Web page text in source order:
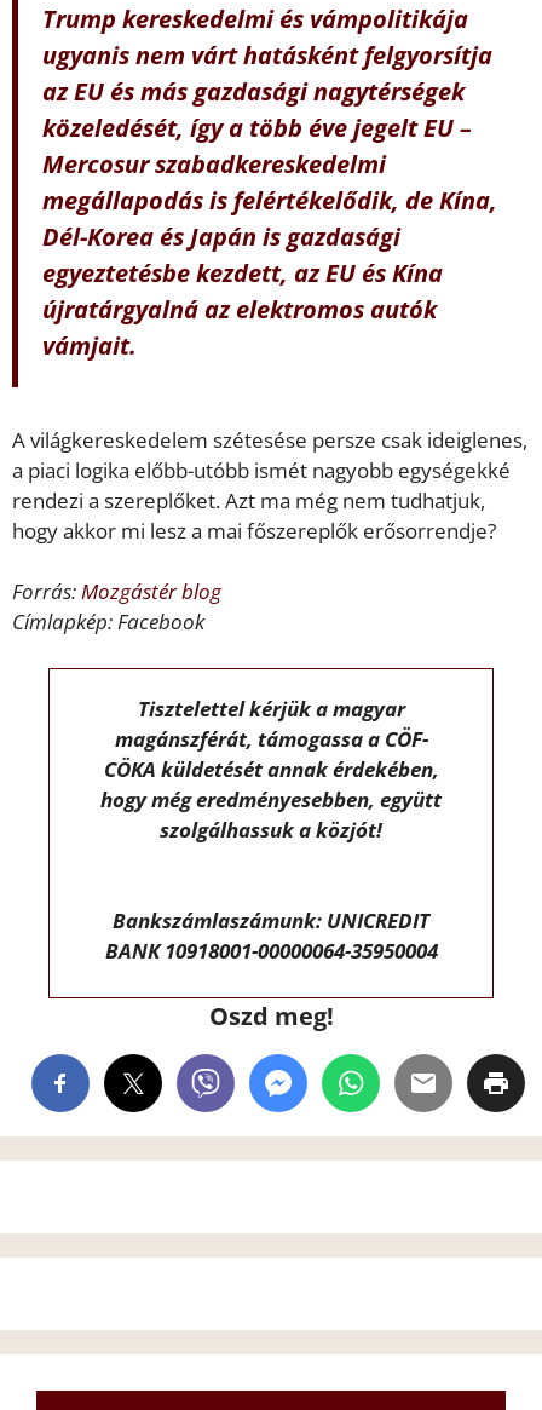
Trump kereskedelmi és vámpolitikája
ugyanis nem várt hatásként felgyorsítja
az EU és más gazdasági nagytérségek
közeledését, így a több éve jegelt EU –
Mercosur szabadkereskedelmi
megállapodás is felértékelődik, de Kína,
Dél-Korea és Japán is gazdasági
egyeztetésbe kezdett, az EU és Kína
újratárgyalná az elektromos autók
vámjait.
A világkereskedelem szétesése persze csak ideiglenes,
a piaci logika előbb-utóbb ismét nagyobb egységekké
rendezi a szereplőket. Azt ma még nem tudhatjuk,
hogy akkor mi lesz a mai főszereplők erősorrendje?
Forrás:Mozgástér blog
Címlapkép: Facebook
Tisztelettel kérjük a magyar
magánszférát, támogassa a CÖF-
CÖKA küldetését annak érdekében,
hogy még eredményesebben, együtt
szolgálhassuk a közjót!
Bankszámlaszámunk: UNICREDIT
BANK 10918001-00000064-35950004
Oszd meg!